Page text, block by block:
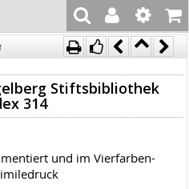
Stiftsbibliothek
314
und im Vierfarben-